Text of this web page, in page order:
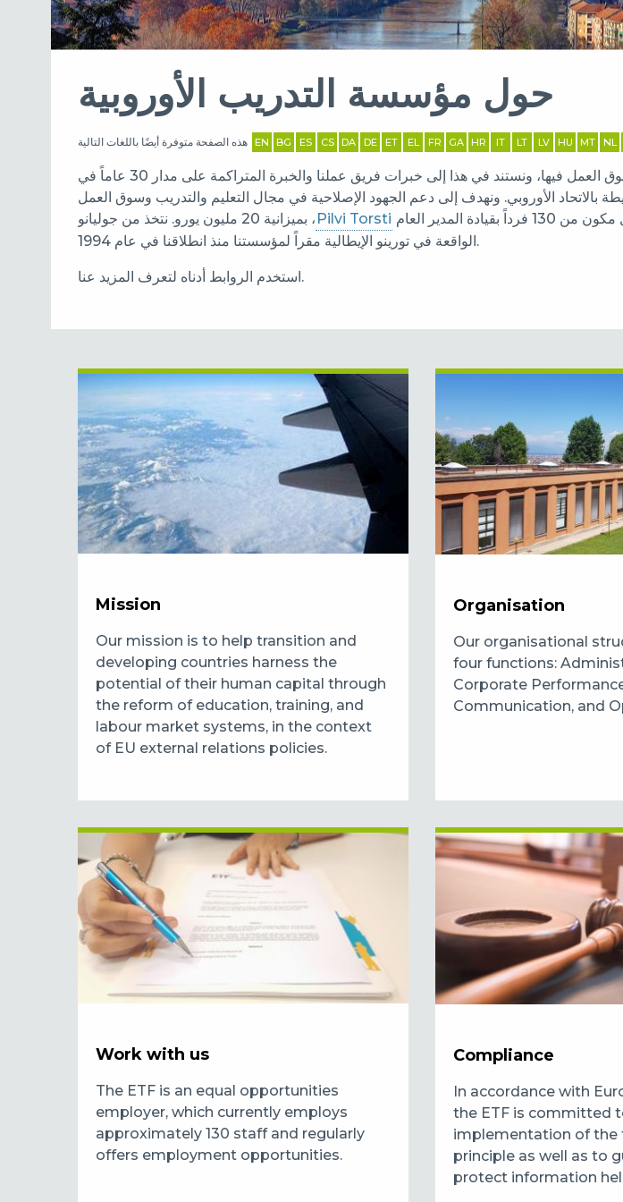
حول مؤسسة التدريب الأوروبية
هذه الصفحة متوفرة أيضًا باللغات التالية EN BG ES CS DA DE ET EL FR GA HR IT LT LV HU MT NL
العمل فيها
، ونستند في هذا إلى خبرات فريق عملنا والخبرة المتراكمة على مدار 30 عاماً في
بالاتحاد الأوروبي. ونهدف إلى دعم الجهود الإصلاحية في مجال التعليم والتدريب وسوق العمل
بقيادة ا
لمدير العام Pilvi Torsti
، بميزانية 20 مليون يورو. نتخذ من جوليانو
الواقعة في تورينو الإيطالية مقراً لمؤسستنا منذ انطلاقنا في عام 1994.
استخدم الروابط أدناه لتعرف المزيد عنا.
Mission
Our mission is to help transition and
developing countries harness the
potential of their human capital through
the reform of education, training, and
labour market systems, in the context
of EU external relations policies.
Organisation
Our organisational
four functions:
Corporate
Communication, and
Work with us
The ETF is an equal opportunities
employer, which currently employs
approximately 130 staff and regularly
offers employment opportunities.
Compliance
In accordance with
the ETF is committed
implementation of the
principle as well as to
protect information